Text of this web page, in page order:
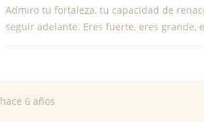
Admiro tu fortaleza, tu capacidad de
seguir adelante. Eres fuerte, eres grande,
hace 6 años